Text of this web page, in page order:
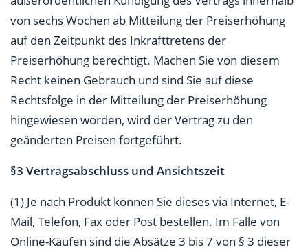
von sechs Wochen ab Mitteilung der Preiserhöhung
auf den Zeitpunkt des Inkrafttretens der
Preiserhöhung berechtigt. Machen Sie von diesem
Recht keinen Gebrauch und sind Sie auf diese
Rechtsfolge in der Mitteilung der Preiserhöhung
hingewiesen worden, wird der Vertrag zu den
geänderten Preisen fortgeführt.
§3 Vertragsabschluss und Ansichtszeit
(1) Je nach Produkt können Sie dieses via Internet, E-
Mail, Telefon, Fax oder Post bestellen. Im Falle von
Online-Käufen sind die Absätze 3 bis 7 von § 3 dieser